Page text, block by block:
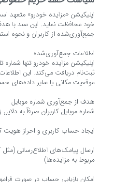
اپلیکیشن «مزایده خودرو» متعهد
خود محافظت نماید. این سند با
جمع‌آوری‌شده از کاربران و نحوه
اطلاعات جمع‌آوری‌شده
اپلیکیشن مزایده خودرو تنها شماره
ثبت‌نام دریافت می‌کند. این
موقعیت مکانی یا سایر داده‌های
هدف از جمع‌آوری شماره موبایل
شماره موبایل کاربران صرفاً به
ایجاد حساب کاربری و احراز هویت
ارسال پیامک‌های اطلاع‌رسانی (مثل
مربوط به مزایده‌ها)
امکان بازیابی حساب در صورت